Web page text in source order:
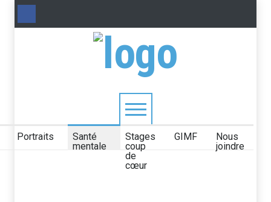
Portraits
Santé
mentale
Stages
coup
de
cœur
GIMF
Nous
joindre